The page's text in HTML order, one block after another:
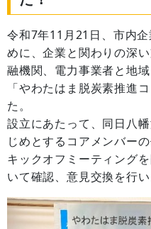
令和7年11月21日、市内
めに、企業と関わりの深
融機関、電力事業者と地
「やわたはま脱炭素推進
た。
設立にあたって、同日八
じめとするコアメンバー
キックオフミーティング
いて確認、意見交換を行い